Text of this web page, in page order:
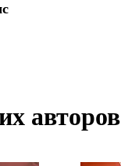
авторов